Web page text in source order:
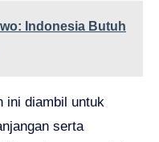
Indonesia Butuh
ini diambil untuk
serta